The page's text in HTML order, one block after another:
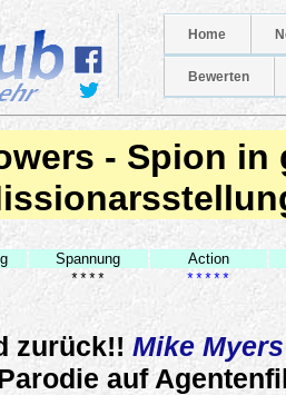
Home
Bewerten
- Spion in
Spannung
Action
**** *****
zurück!! Mike Myers
auf